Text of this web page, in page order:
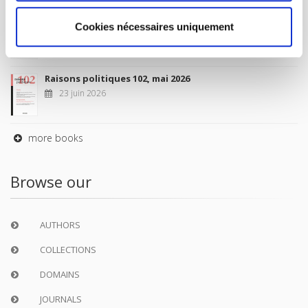
Cookies nécessaires uniquement
Sociétés contemporaines 139, 2025
6 juil. 2026
Raisons politiques 102, mai 2026
23 juin 2026
more books
Browse our
AUTHORS
COLLECTIONS
DOMAINS
JOURNALS